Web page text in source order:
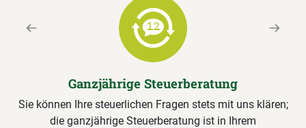
Ganzjährige Steuerberatung
Sie können Ihre steuerlichen Fragen stets mit uns klären;
die ganzjährige Steuerberatung ist in Ihrem
Previous Next